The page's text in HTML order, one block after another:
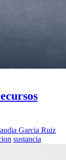
Garcia Ruiz
sustancia